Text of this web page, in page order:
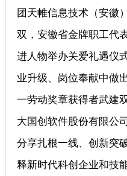
团天帷信息技术（安徽
双，安徽省金牌职工代
进人物举办关爱礼遇仪
业升级、岗位奉献中做
一劳动奖章获得者武建
大国创软件股份有限公
分享扎根一线、创新突
释新时代科创企业和技